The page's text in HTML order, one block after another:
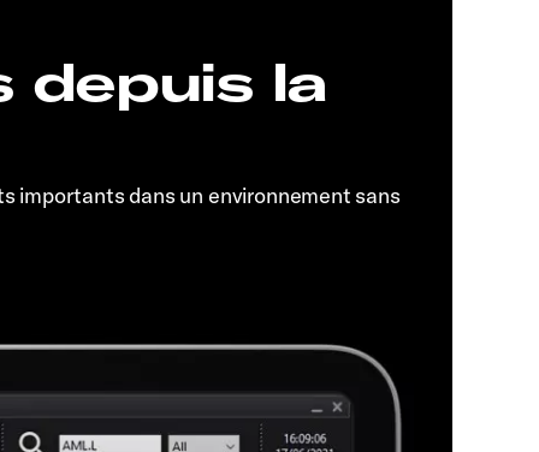
depuis la
importants dans un environnement sans